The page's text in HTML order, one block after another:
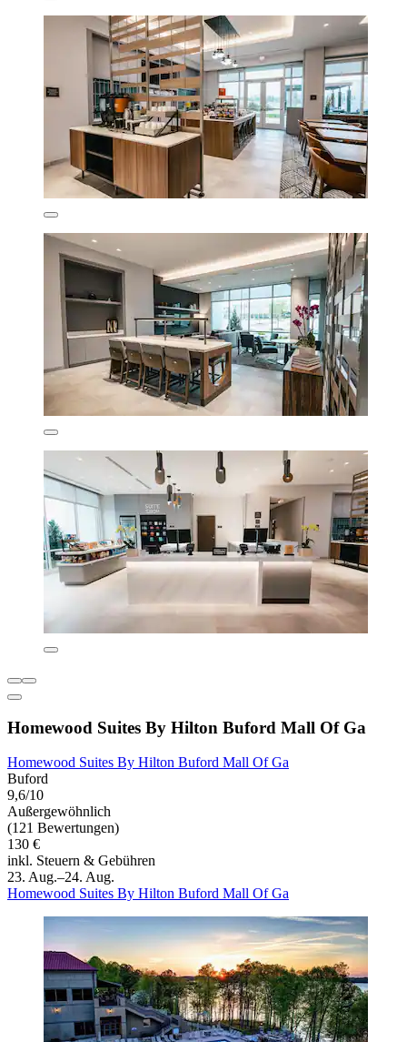
Homewood Suites By Hilton Buford Mall Of Ga
Homewood Suites By Hilton Buford Mall Of Ga
Buford
9,6/10
Außergewöhnlich
(121 Bewertungen)
130 €
inkl. Steuern & Gebühren
23. Aug.–24. Aug.
Homewood Suites By Hilton Buford Mall Of Ga